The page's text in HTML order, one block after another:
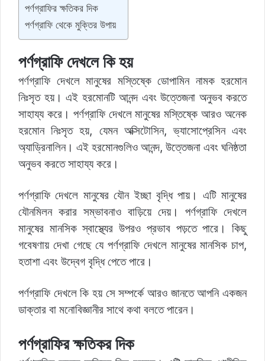
পর্ণগ্রাফির ক্ষতিকর দিক
পর্ণগ্রাফি থেকে মুক্তির উপায়
পর্ণগ্রাফি দেখলে কি হয়
পর্ণগ্রাফি দেখলে মানুষের মস্তিষ্কে ডোপামিন নামক হরমোন
নিঃসৃত হয়। এই হরমোনটি আনন্দ এবং উত্তেজনা অনুভব করতে
সাহায্য করে। পর্ণগ্রাফি দেখলে মানুষের মস্তিষ্কে আরও অনেক
হরমোন নিঃসৃত হয়, যেমন অক্সিটোসিন, ভ্যাসোপ্রেসিন এবং
অ্যাড্রিনালিন। এই হরমোনগুলিও আনন্দ, উত্তেজনা এবং ঘনিষ্ঠতা
অনুভব করতে সাহায্য করে।
পর্ণগ্রাফি দেখলে মানুষের যৌন ইচ্ছা বৃদ্ধি পায়। এটি মানুষের
যৌনমিলন করার সম্ভাবনাও বাড়িয়ে দেয়। পর্ণগ্রাফি দেখলে
মানুষের মানসিক স্বাস্থ্যের উপরও প্রভাব পড়তে পারে। কিছু
গবেষণায় দেখা গেছে যে পর্ণগ্রাফি দেখলে মানুষের মানসিক চাপ,
হতাশা এবং উদ্বেগ বৃদ্ধি পেতে পারে।
পর্ণগ্রাফি দেখলে কি হয় সে সম্পর্কে আরও জানতে আপনি একজন
ডাক্তার বা মনোবিজ্ঞানীর সাথে কথা বলতে পারেন।
পর্ণগ্রাফির ক্ষতিকর দিক